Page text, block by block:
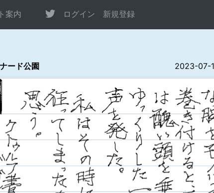
案内 ログイン 新規登録
ード公園 2023-07-